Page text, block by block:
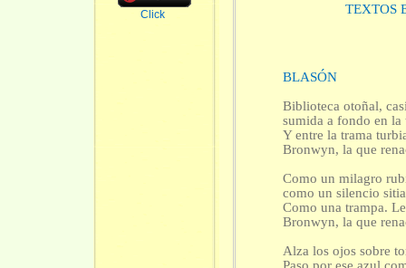
Click TEXTOS
BLASÓN
Biblioteca otoñal,
sumida a fondo en la
Y entre la trama
Bronwyn, la que
Como un milagro
como un silencio
Como una trampa.
Bronwyn, la que
Alza los ojos sobre
Paso por ese azul